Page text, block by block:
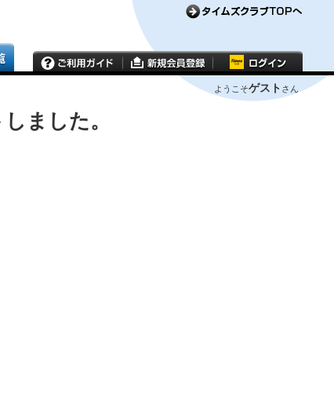
ようこそゲスト さん
ました。